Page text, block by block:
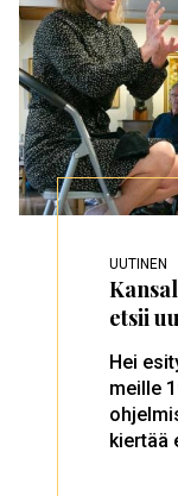
UUTINEN
etsii
Hei
meille
kiertää